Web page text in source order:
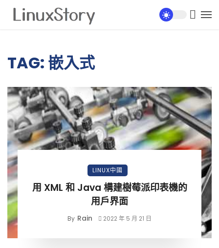
TAG: 嵌入式
LINUX中國
用 XML 和 Java 構建樹莓派印表機的
用戶界面
By Rain 2022 年 5 月 21 日